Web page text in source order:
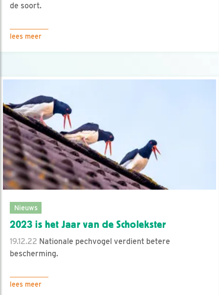
de soort.
lees meer
Nieuws
2023 is het Jaar van de Scholekster
19.12.22 Nationale pechvogel verdient betere
bescherming.
lees meer